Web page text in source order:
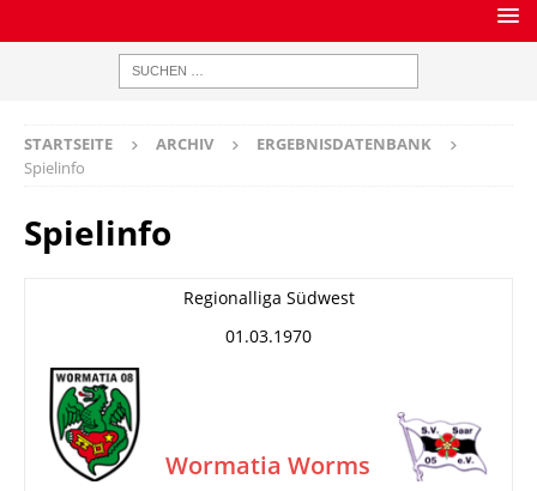
STARTSEITE ARCHIV
ERGEBNISDATENBANK
Spielinfo
Spielinfo
Regionalliga Südwest
01.03.1970
Wormatia Worms